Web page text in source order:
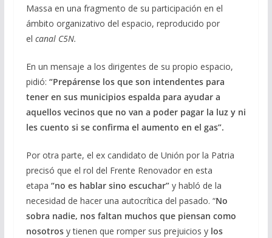
Massa en una fragmento de su participación en el
ámbito organizativo del espacio, reproducido por
el canal C5N.
En un mensaje a los dirigentes de su propio espacio,
pidió: “Prepárense los que son intendentes para
tener en sus municipios espalda para ayudar a
aquellos vecinos que no van a poder pagar la luz y ni
les cuento si se confirma el aumento en el gas”.
Por otra parte, el ex candidato de Unión por la Patria
precisó que el rol del Frente Renovador en esta
etapa “no es hablar sino escuchar”y habló de la
necesidad de hacer una autocrítica del pasado. “No
sobra nadie, nos faltan muchos que piensan como
nosotros y tienen que romper sus prejuicios ylos